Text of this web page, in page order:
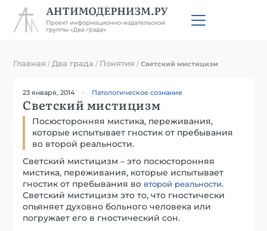
Главная / Два града / Понятия /Светский мистицизм
23 января, 2014 Патологическое сознание
Светский мистицизм
Посюсторонняя мистика, переживания,
которые испытывает гностик от пребывания
во второй реальности.
Светский мистицизм – это посюсторонняя
мистика, переживания, которые испытывает
гностик от пребывания во второй реальности.
Светский мистицизм это то, что гностически
опьяняет духовно больного человека или
погружает его в гностический сон.